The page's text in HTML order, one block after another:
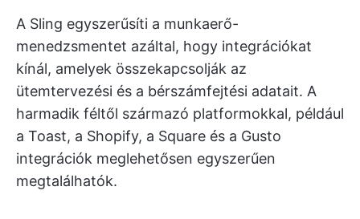
A Sling egyszerűsíti a munkaerő-
menedzsmentet azáltal, hogy integrációkat
kínál, amelyek összekapcsolják az
ütemtervezési és a bérszámfejtési adatait. A
harmadik féltől származó platformokkal, például
a Toast, a Shopify, a Square és a Gusto
integrációk meglehetősen egyszerűen
megtalálhatók.